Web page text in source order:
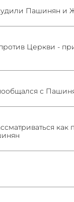
Пашинян и
Церкви -
с
как